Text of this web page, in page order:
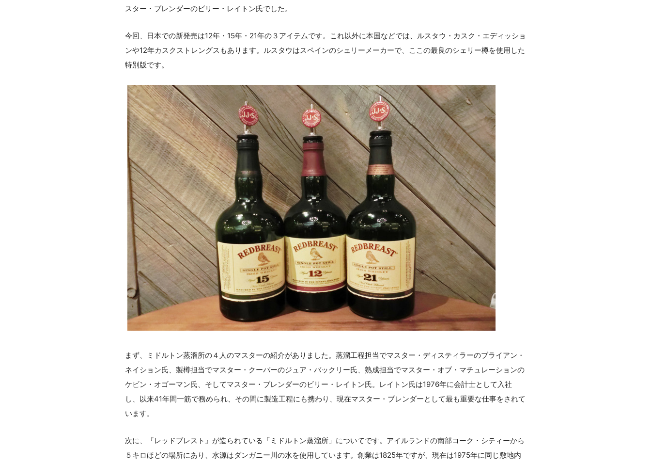
スター・ブレンダーのビリー・レイトン氏でした。
今回、日本での新発売は12年・15年・21年の３アイテムです。これ以外に本国などでは、ルスタウ・カスク・エディッショ
ンや12年カスクストレングスもあります。ルスタウはスペインのシェリーメーカーで、ここの最良のシェリー樽を使用した
特別版です。
まず、ミドルトン蒸溜所の４人のマスターの紹介がありました。蒸溜工程担当でマスター・ディスティラーのブライアン・
ネイション氏、製樽担当でマスター・クーパーのジュア・バックリー氏、熟成担当でマスター・オブ・マチュレーションの
ケビン・オゴーマン氏、そしてマスター・ブレンダーのビリー・レイトン氏。レイトン氏は1976年に会計士として入社
し、以来41年間一筋で務められ、その間に製造工程にも携わり、現在マスター・ブレンダーとして最も重要な仕事をされて
います。
次に、『レッドブレスト』が造られている「ミドルトン蒸溜所」についてです。アイルランドの南部コーク・シティーから
５キロほどの場所にあり、水源はダンガニー川の水を使用しています。創業は1825年ですが、現在は1975年に同じ敷地内